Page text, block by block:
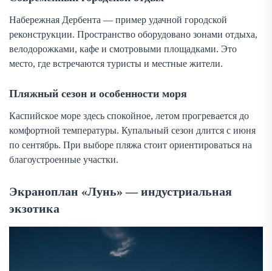
Набережная Дербента — пример удачной городской
реконструкции. Пространство оборудовано зонами отдыха,
велодорожками, кафе и смотровыми площадками. Это
место, где встречаются туристы и местные жители.
Пляжный сезон и особенности моря
Каспийское море здесь спокойное, летом прогревается до
комфортной температуры. Купальный сезон длится с июня
по сентябрь. При выборе пляжа стоит ориентироваться на
благоустроенные участки.
Экраноплан «Лунь» — индустриальная
экзотика